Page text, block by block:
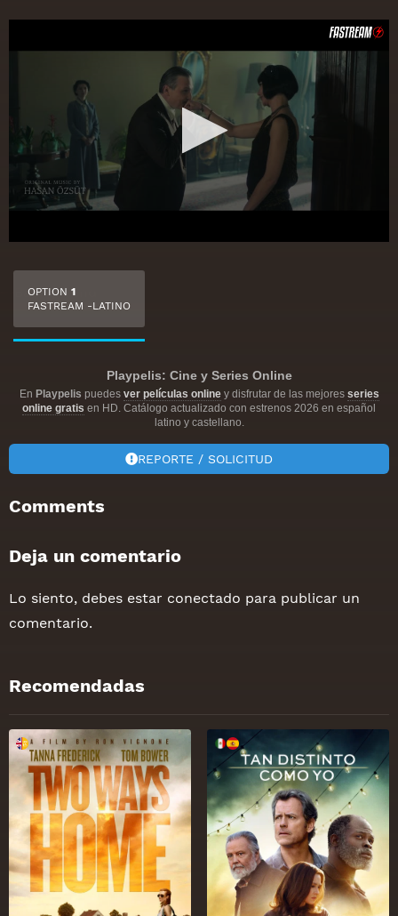
OPTION 1
FASTREAM -LATINO
Playpelis: Cine y Series Online
En Playpelis puedes ver películas onliney disfrutar de las mejores series
online gratis en HD. Catálogo actualizado con estrenos 2026 en español
latino y castellano.
REPORTE / SOLICITUD
Comments
Deja un comentario
Lo siento, debes estar conectado para publicar un
comentario.
Recomendadas